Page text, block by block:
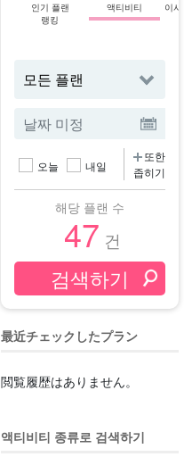
인기 플랜
랭킹
액티비티
이
오늘 내일
또한
좁히기
해당 플랜 수
47 건
最近チェックしたプラン
閲覧履歴はありません。
액티비티 종류로 검색하기